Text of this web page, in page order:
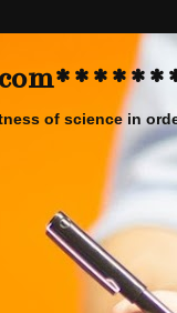
of science in